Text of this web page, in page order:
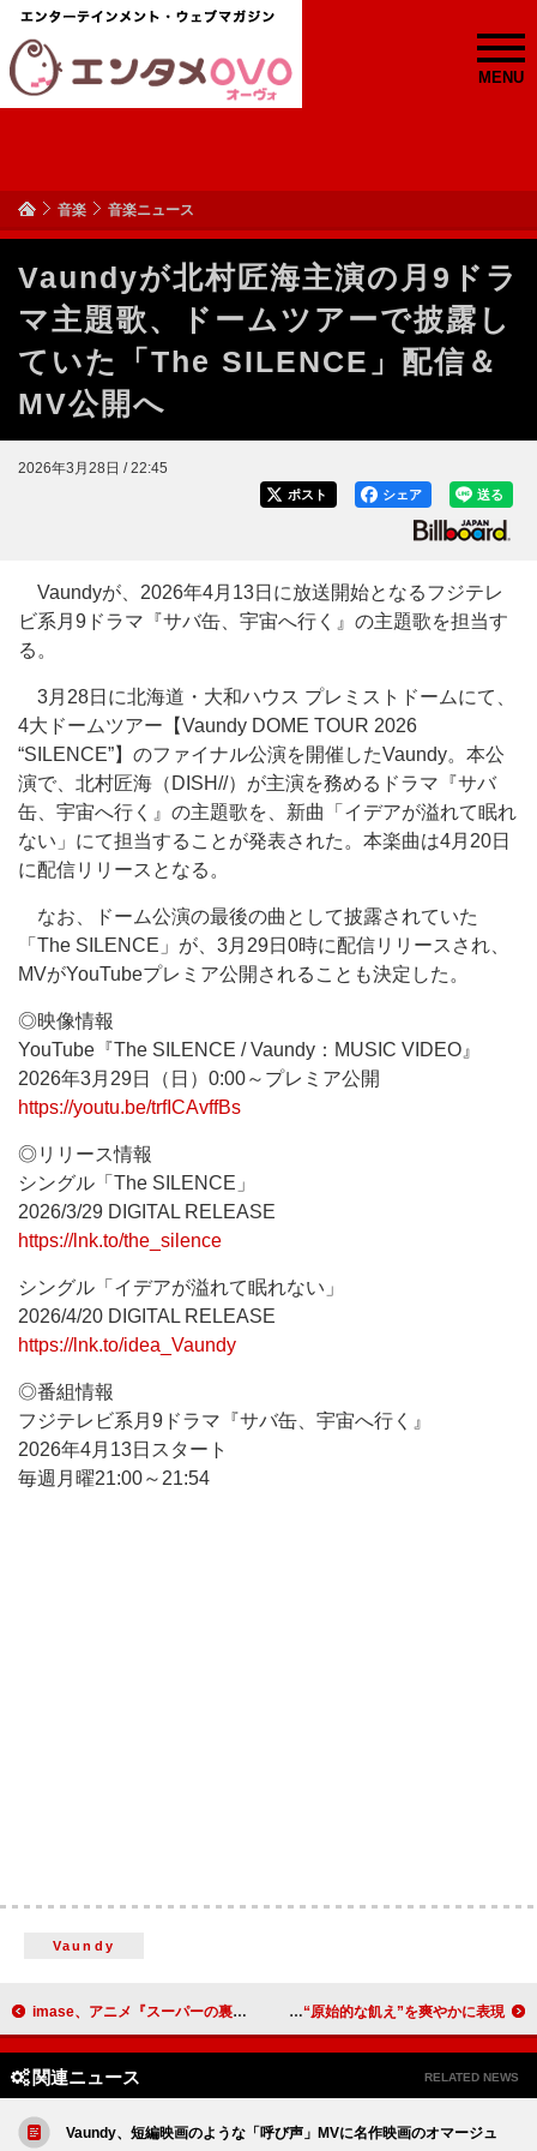
MENU
音楽 音楽ニュース
Vaundyが北村匠海主演の月9ドラ
マ主題歌、ドームツアーで披露し
ていた「The SILENCE」配信＆
MV公開へ
2026年3月28日 / 22:45
送る
シェア
ポスト
Vaundyが、2026年4月13日に放送開始となるフジテレ
ビ系月9ドラマ『サバ缶、宇宙へ行く』の主題歌を担当す
る。
3月28日に北海道・大和ハウス プレミストドームにて、
4大ドームツアー【Vaundy DOME TOUR 2026
“SILENCE”】のファイナル公演を開催したVaundy。本公
演で、北村匠海（DISH//）が主演を務めるドラマ『サバ
缶、宇宙へ行く』の主題歌を、新曲「イデアが溢れて眠れ
ない」にて担当することが発表された。本楽曲は4月20日
に配信リリースとなる。
なお、ドーム公演の最後の曲として披露されていた
「The SILENCE」が、3月29日0時に配信リリースされ、
MVがYouTubeプレミア公開されることも決定した。
◎映像情報
YouTube『The SILENCE / Vaundy：MUSIC VIDEO』
2026年3月29日（日）0:00～プレミア公開
https://youtu.be/trfICAvffBs
◎リリース情報
シングル「The SILENCE」
2026/3/29 DIGITAL RELEASE
https://lnk.to/the_silence
シングル「イデアが溢れて眠れない」
2026/4/20 DIGITAL RELEASE
https://lnk.to/idea_Vaundy
◎番組情報
フジテレビ系月9ドラマ『サバ缶、宇宙へ行く』
2026年4月13日スタート
毎週月曜21:00～21:54
Vaundy
imase、アニメ『スーパーの裏でヤニ吸うふたり』EDテーマを担当 TOMORROW X TOGETHER、コンセプトフォト「HUNGER」で“原始的な飢え”を爽やかに表現
関連ニュース RELATED NEWS
Vaundy、短編映画のような「呼び声」MVに名作映画のオマージュ